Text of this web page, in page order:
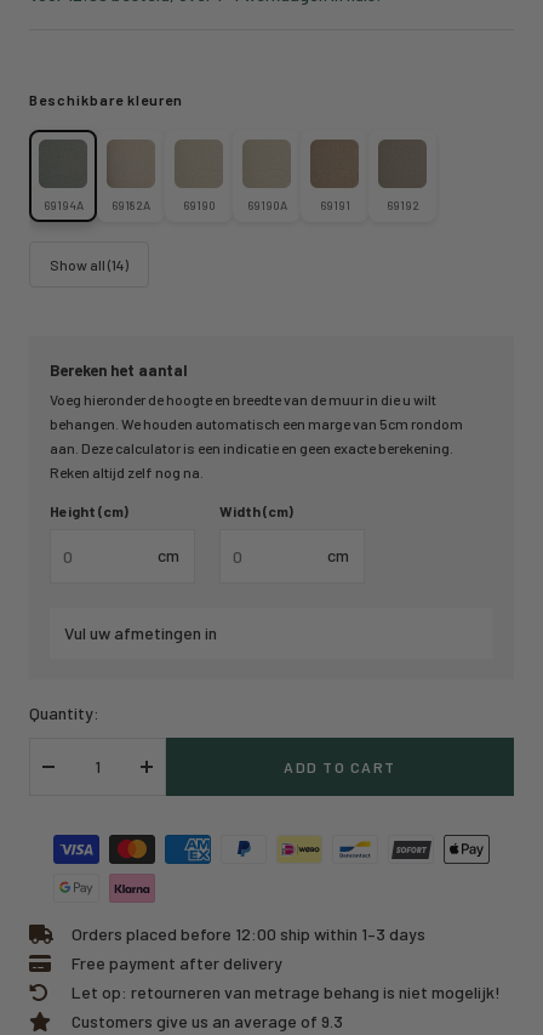
Bereken het aantal
Voeg hieronder de hoogte en breedte van de muur in die u wilt
behangen. We houden automatisch een marge van 5cm rondom
aan. Deze calculator is een indicatie en geen exacte berekening.
Reken altijd zelf nog na.
Height (cm)
cm
Width (cm)
cm
Vul uw afmetingen in
Beschikbare kleuren
69194A 69182A 69190 69190A 69191 69192
Show all (14)
Quantity:
Decrease
Increase
ADD TO CART
Orders placed before 12:00 ship within 1–3 days
Free payment after delivery
Let op: retourneren van metrage behang is niet mogelijk!
Customers give us an average of 9.3